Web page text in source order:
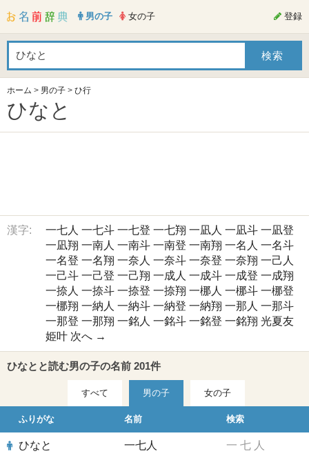
男の子 女の子 登録
ホーム > 男の子 > ひ行
ひなと
漢字: 一七人 一七斗 一七登 一七翔 一凪人 一凪斗 一凪登
一凪翔 一南人 一南斗 一南登 一南翔 一名人 一名斗
一名登 一名翔 一奈人 一奈斗 一奈登 一奈翔 一己人
一己斗 一己登 一己翔 一成人 一成斗 一成登 一成翔
一捺人 一捺斗 一捺登 一捺翔 一梛人 一梛斗 一梛登
一梛翔 一納人 一納斗 一納登 一納翔 一那人 一那斗
一那登 一那翔 一銘人 一銘斗 一銘登 一銘翔 光夏友
姫叶 次へ →
ひなとと読む男の子の名前 201件
すべて 男の子 女の子
ふりがな 名前 検索
ひなと 一七人 一 七 人